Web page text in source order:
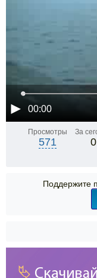
00:00
Просмотры
571
За
0
Поддержите